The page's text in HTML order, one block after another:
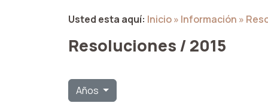
Usted esta aquí: Inicio» Información »
Resoluciones / 2015
Años